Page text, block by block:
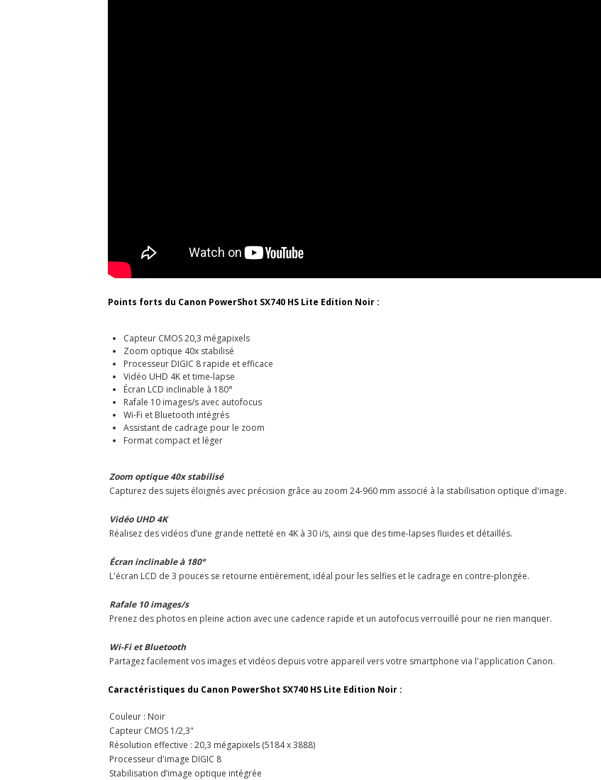
Points forts du Canon PowerShot SX740 HS Lite Edition Noir :
Capteur CMOS 20,3 mégapixels
Zoom optique 40x stabilisé
Processeur DIGIC 8 rapide et efficace
Vidéo UHD 4K et time-lapse
Écran LCD inclinable à 180°
Rafale 10 images/s avec autofocus
Wi-Fi et Bluetooth intégrés
Assistant de cadrage pour le zoom
Format compact et léger
Zoom optique 40x stabilisé
Capturez des sujets éloignés avec précision grâce au zoom 24-960 mm associé à la stabilisation optique d'image.
Vidéo UHD 4K
Réalisez des vidéos d’une grande netteté en 4K à 30 i/s, ainsi que des time-lapses fluides et détaillés.
Écran inclinable à 180°
L'écran LCD de 3 pouces se retourne entièrement, idéal pour les selfies et le cadrage en contre-plongée.
Rafale 10 images/s
Prenez des photos en pleine action avec une cadence rapide et un autofocus verrouillé pour ne rien manquer.
Wi-Fi et Bluetooth
Partagez facilement vos images et vidéos depuis votre appareil vers votre smartphone via l'application Canon.
Caractéristiques du Canon PowerShot SX740 HS Lite Edition Noir :
Couleur : Noir
Capteur CMOS 1/2,3"
Résolution effective : 20,3 mégapixels (5184 x 3888)
Processeur d'image DIGIC 8
Stabilisation d’image optique intégrée